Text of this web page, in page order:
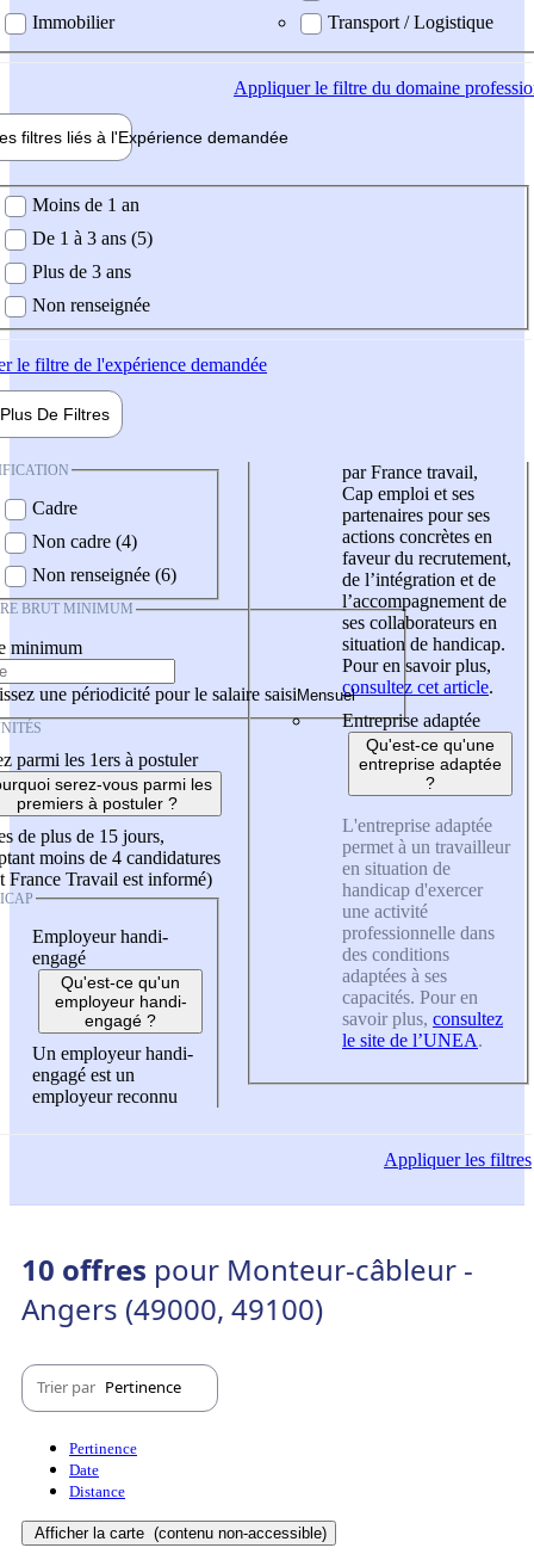
Immobilier
Transport / Logistique
Appliquerle filtre du domaine
filtres liés à l'Expérience demandée
demandée
Moins de 1 an
De 1 à 3 ans (5)
Plus de 3 ans
Non renseignée
le filtre de l'expérience demandée
Plus De Filtres
Cadre
Non cadre (4)
Non renseignée (6)
BRUT MINIMUM
minimum
une périodicité pour le salaire saisi
parmi les 1ers à postuler
serez-vous parmi les
premiers à postuler ?
de plus de 15 jours,
moins de 4 candidatures
France Travail est informé)
Employeur handi-
engagé
Qu'est-ce qu'un
employeur handi-
engagé ?
Un employeur handi-
engagé est un
employeur reconnu
par France travail,
Cap emploi et ses
partenaires pour ses
actions concrètes en
faveur du recrutement,
de l’intégration et de
l’accompagnement de
ses collaborateurs en
situation de handicap.
Pour en savoir plus,
consultez cet article.
Entreprise adaptée
Qu'est-ce qu'une
entreprise adaptée
?
L'entreprise adaptée
permet à un travailleur
en situation de
handicap d'exercer
une activité
professionnelle dans
des conditions
adaptées à ses
capacités. Pour en
savoir plus, consultez
le site de l’UNEA.
Appliquerles filtres
10 offres pour Monteur-câbleur -
Angers (49000, 49100)
Trier par Pertinence
Pertinence
Date
Distance
Afficher la carte (contenu non-accessible)